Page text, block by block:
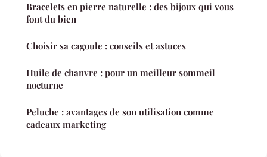
Bracelets en pierre naturelle : des bijoux qui vous
font du bien
Choisir sa cagoule : conseils et astuces
Huile de chanvre : pour un meilleur sommeil
nocturne
Peluche : avantages de son utilisation comme
cadeaux marketing